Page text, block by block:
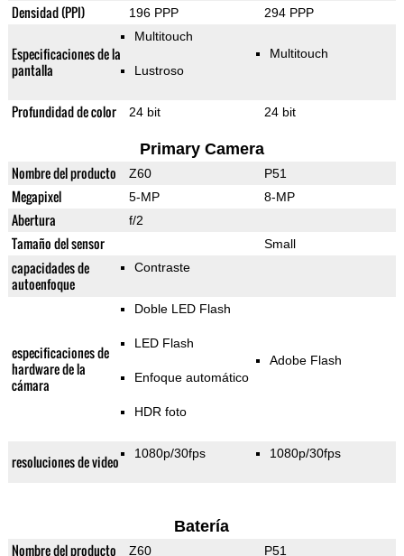
Densidad (PPI) 196 PPP 294 PPP
Especificaciones de la
pantalla
Multitouch
Lustroso
Multitouch
Profundidad de color 24 bit 24 bit
Primary Camera
Nombre del producto Z60 P51
Megapixel 5-MP 8-MP
Abertura f/2
Tamaño del sensor Small
capacidades de
autoenfoque
Contraste
especificaciones de
hardware de la
cámara
Doble LED Flash
LED Flash
Enfoque automático
HDR foto
Adobe Flash
resoluciones de video 1080p/30fps 1080p/30fps
Batería
Nombre del producto Z60 P51